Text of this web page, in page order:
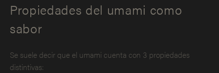
Propiedades del umami como
sabor
Se suele decir que el umami cuenta con 3 propiedades
distintivas: